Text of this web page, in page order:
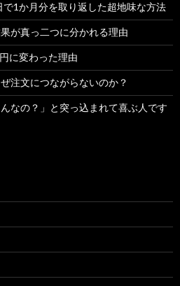
1か月分を取り返した超地味な方法
が真っ二つに分かれる理由
に変わった理由
注文につながらないのか？
なの？」と突っ込まれて喜ぶ人です